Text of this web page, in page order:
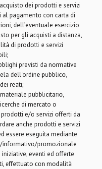
dei prodotti e servizi
pagamento con carta di
dell’eventuale esercizio
per gli acquisti a distanza,
di prodotti e servizi
previsti da normative
dell'ordine pubblico,
reati;
pubblicitario,
di mercato o
e/o servizi offerti da
anche prodotti e servizi
essere eseguita mediante
informativo/promozionale
eventi ed offerte
effettuato con modalità